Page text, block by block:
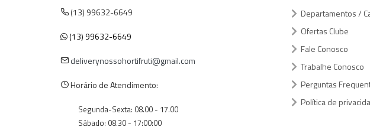
(13) 99632-6649
(13) 99632-6649
deliverynossohortifruti@gmail.com
Horário de Atendimento:
Segunda-Sexta: 08.00 - 17.00
Sábado: 08.30 - 17:00:00
Departamentos /
Ofertas Clube
Fale Conosco
Trabalhe Conosco
Perguntas
Política de